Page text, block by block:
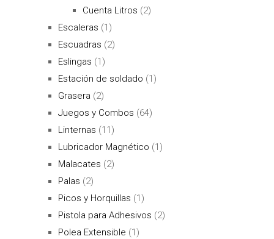
Cuenta Litros (2)
Escaleras (1)
Escuadras (2)
Eslingas (1)
Estación de soldado (1)
Grasera (2)
Juegos y Combos (64)
Linternas (11)
Lubricador Magnético (1)
Malacates (2)
Palas (2)
Picos y Horquillas (1)
Pistola para Adhesivos (2)
Polea Extensible (1)